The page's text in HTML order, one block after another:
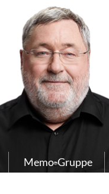
Memo-Gruppe